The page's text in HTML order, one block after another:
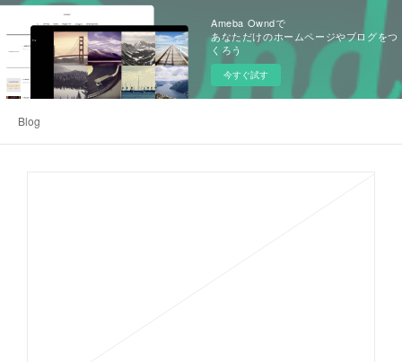
Ameba Owndで
あなただけのホームページやブログをつ
くろう
今すぐ試す
Blog